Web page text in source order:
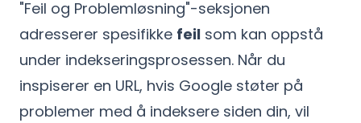
"Feil og Problemløsning"-seksjonen
adresserer spesifikke feil som kan oppstå
under indekseringsprosessen. Når du
inspiserer en URL, hvis Google støter på
problemer med å indeksere siden din, vil